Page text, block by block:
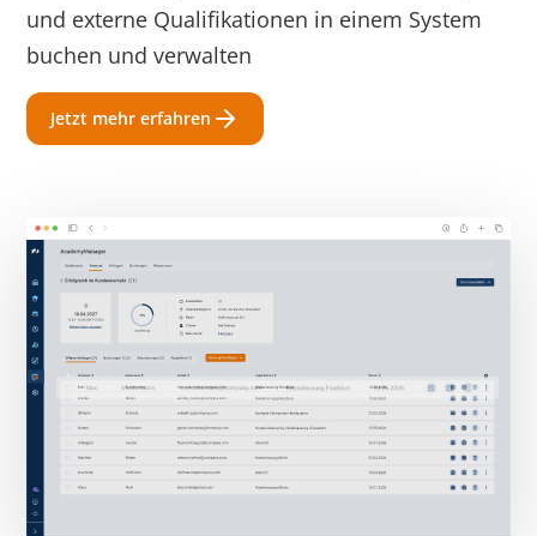
und externe Qualifikationen in einem System
buchen und verwalten
Jetzt mehr erfahren